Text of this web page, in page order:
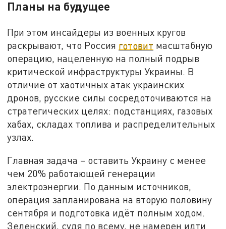
Планы на будущее
При этом инсайдеры из военных кругов
раскрывают, что Россия готовит масштабную
операцию, нацеленную на полный подрыв
критической инфраструктуры Украины. В
отличие от хаотичных атак украинских
дронов, русские силы сосредоточиваются на
стратегических целях: подстанциях, газовых
хабах, складах топлива и распределительных
узлах.
Главная задача – оставить Украину с менее
чем 20% работающей генерации
электроэнергии. По данным источников,
операция запланирована на вторую половину
сентября и подготовка идёт полным ходом.
Зеленский, судя по всему, не намерен идти